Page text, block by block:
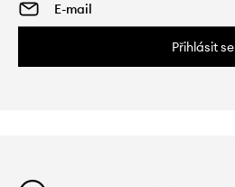
Přihlásit se